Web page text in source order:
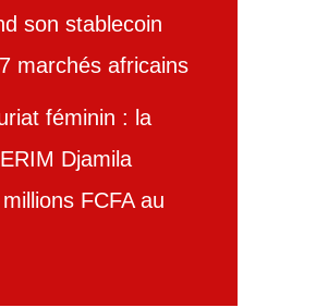
son stablecoin
marchés africains
féminin : la
Djamila
FCFA au